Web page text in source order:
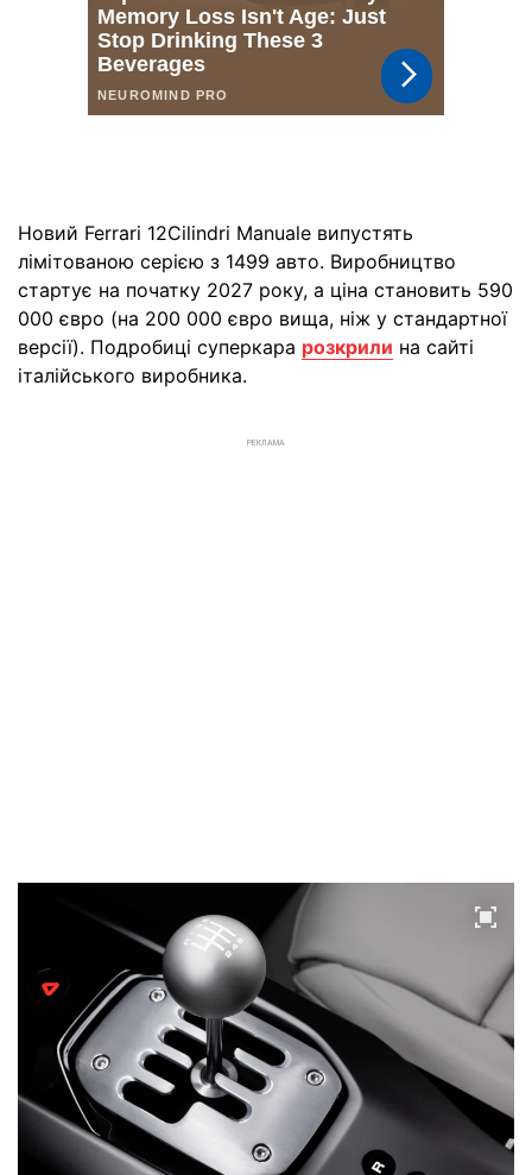
Новий Ferrari 12Cilindri Manuale випустять
лімітованою серією з 1499 авто. Виробництво
стартує на початку 2027 року, а ціна становить 590
000 євро (на 200 000 євро вища, ніж у стандартної
версії). Подробиці суперкара розкрили на сайті
італійського виробника.
РЕКЛАМА